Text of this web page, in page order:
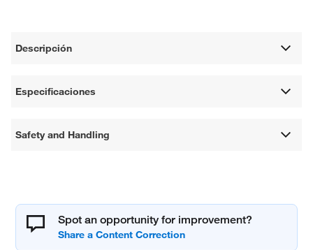
Descripción
Especificaciones
Safety and Handling
Spot an opportunity for improvement?